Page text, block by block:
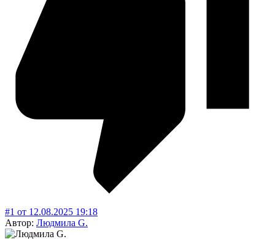
#1 от 12.08.2025 19:18
Автор: Людмила G.